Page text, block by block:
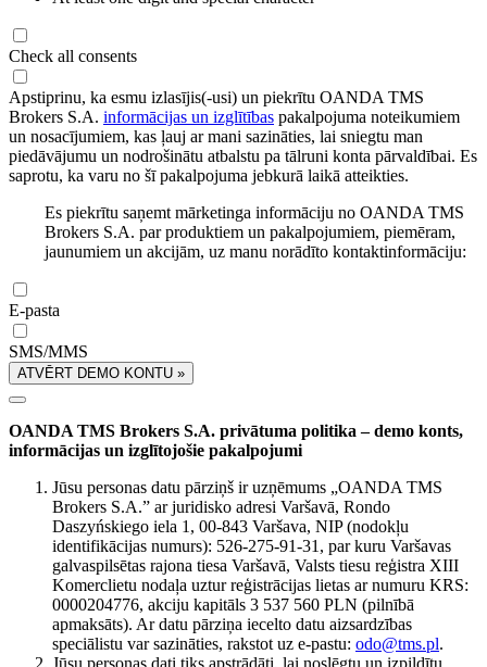
Check all consents
Apstiprinu, ka esmu izlasījis(-usi) un piekrītu OANDA TMS
Brokers S.A. informācijas un izglītības pakalpojuma noteikumiem
un nosacījumiem, kas ļauj ar mani sazināties, lai sniegtu man
piedāvājumu un nodrošinātu atbalstu pa tālruni konta pārvaldībai. Es
saprotu, ka varu no šī pakalpojuma jebkurā laikā atteikties.
Es piekrītu saņemt mārketinga informāciju no OANDA TMS
Brokers S.A. par produktiem un pakalpojumiem, piemēram,
jaunumiem un akcijām, uz manu norādīto kontaktinformāciju:
E-pasta
SMS/MMS
ATVĒRT DEMO KONTU »
OANDA TMS Brokers S.A. privātuma politika – demo konts,
informācijas un izglītojošie pakalpojumi
Jūsu personas datu pārziņš ir uzņēmums „OANDA TMS
Brokers S.A.” ar juridisko adresi Varšavā, Rondo
Daszyńskiego iela 1, 00-843 Varšava, NIP (nodokļu
identifikācijas numurs): 526-275-91-31, par kuru Varšavas
galvaspilsētas rajona tiesa Varšavā, Valsts tiesu reģistra XIII
Komerclietu nodaļa uztur reģistrācijas lietas ar numuru KRS:
0000204776, akciju kapitāls 3 537 560 PLN (pilnībā
apmaksāts). Ar datu pārziņa iecelto datu aizsardzības
speciālistu var sazināties, rakstot uz e-pastu: odo@tms.pl.
Jūsu personas dati tiks apstrādāti, lai noslēgtu un izpildītu